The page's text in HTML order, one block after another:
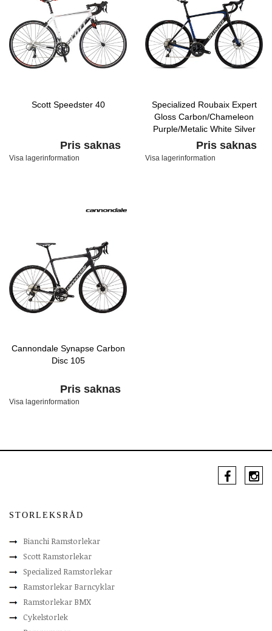
Scott Speedster 40
Pris saknas
Visa lagerinformation
Specialized Roubaix Expert
Gloss Carbon/Chameleon
Purple/Metalic White Silver
Pris saknas
Visa lagerinformation
Cannondale Synapse Carbon
Disc 105
Pris saknas
Visa lagerinformation
STORLEKSRÅD
Bianchi Ramstorlekar
Scott Ramstorlekar
Specialized Ramstorlekar
Ramstorlekar Barncyklar
Ramstorlekar BMX
Cykelstorlek